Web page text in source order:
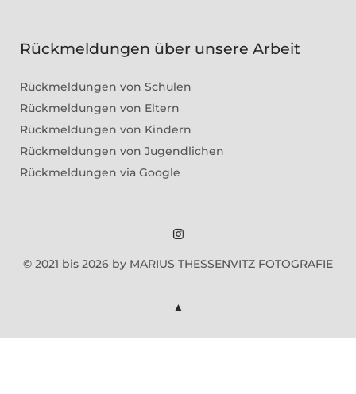
Rückmeldungen über unsere Arbeit
Rückmeldungen von Schulen
Rückmeldungen von Eltern
Rückmeldungen von Kindern
Rückmeldungen von Jugendlichen
Rückmeldungen via Google
Marius
Instagram
© 2021 bis 2026 by MARIUS THESSENVITZ FOTOGRAFIE